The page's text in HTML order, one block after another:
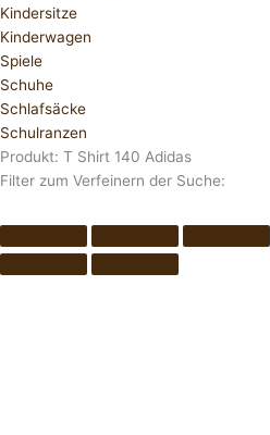
Kindersitze
Kinderwagen
Spiele
Schuhe
Schlafsäcke
Schulranzen
Produkt: T Shirt 140 Adidas
Filter zum Verfeinern der Suche: